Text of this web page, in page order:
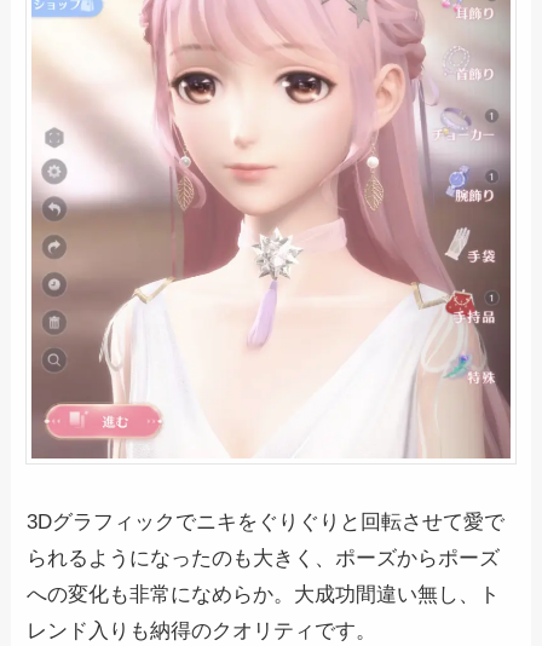
3Dグラフィックでニキをぐりぐりと回転させて愛で
られるようになったのも大きく、ポーズからポーズ
への変化も非常になめらか。大成功間違い無し、ト
レンド入りも納得のクオリティです。